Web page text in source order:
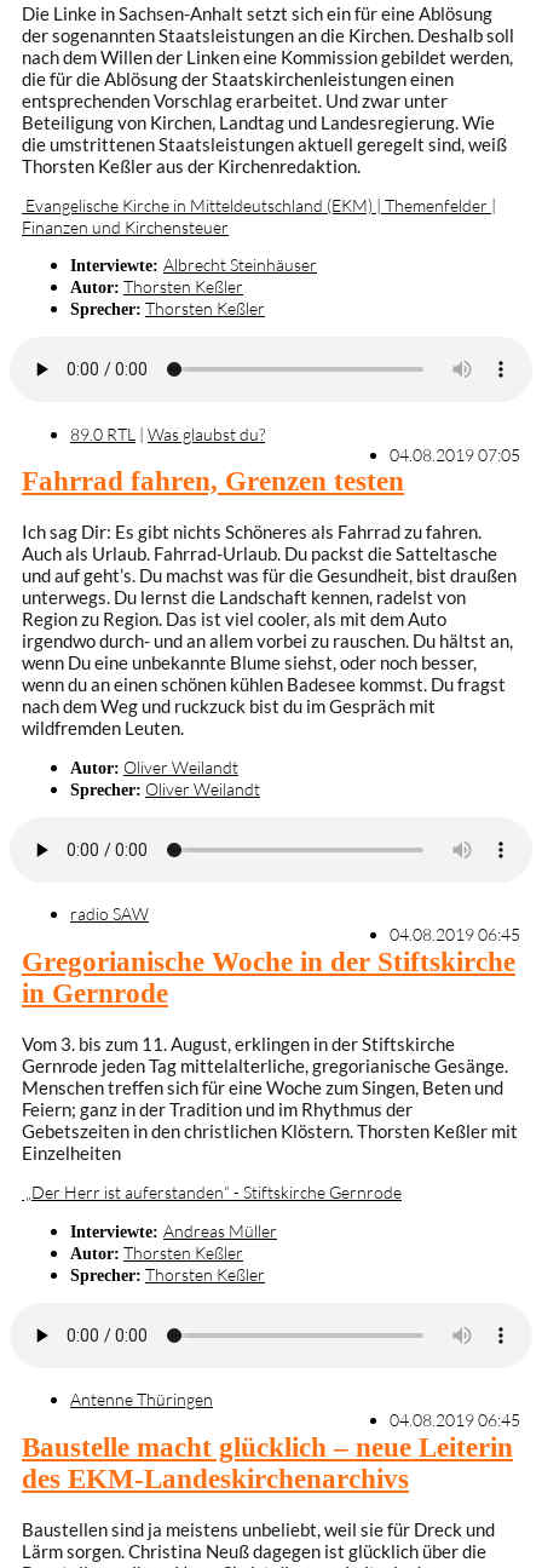
Die Linke in Sachsen-Anhalt setzt sich ein für eine Ablösung
der sogenannten Staatsleistungen an die Kirchen. Deshalb soll
nach dem Willen der Linken eine Kommission gebildet werden,
die für die Ablösung der Staatskirchenleistungen einen
entsprechenden Vorschlag erarbeitet. Und zwar unter
Beteiligung von Kirchen, Landtag und Landesregierung. Wie
die umstrittenen Staatsleistungen aktuell geregelt sind, weiß
Thorsten Keßler aus der Kirchenredaktion.
Evangelische Kirche in Mitteldeutschland (EKM) | Themenfelder |
Finanzen und Kirchensteuer
Interviewte: Albrecht Steinhäuser
Autor: Thorsten Keßler
Sprecher: Thorsten Keßler
89.0 RTL | Was glaubst du?
04.08.2019 07:05
Fahrrad fahren, Grenzen testen
Ich sag Dir: Es gibt nichts Schöneres als Fahrrad zu fahren.
Auch als Urlaub. Fahrrad-Urlaub. Du packst die Satteltasche
und auf geht’s. Du machst was für die Gesundheit, bist draußen
unterwegs. Du lernst die Landschaft kennen, radelst von
Region zu Region. Das ist viel cooler, als mit dem Auto
irgendwo durch- und an allem vorbei zu rauschen. Du hältst an,
wenn Du eine unbekannte Blume siehst, oder noch besser,
wenn du an einen schönen kühlen Badesee kommst. Du fragst
nach dem Weg und ruckzuck bist du im Gespräch mit
wildfremden Leuten.
Autor: Oliver Weilandt
Sprecher: Oliver Weilandt
radio SAW
04.08.2019 06:45
Gregorianische Woche in der Stiftskirche
in Gernrode
Vom 3. bis zum 11. August, erklingen in der Stiftskirche
Gernrode jeden Tag mittelalterliche, gregorianische Gesänge.
Menschen treffen sich für eine Woche zum Singen, Beten und
Feiern; ganz in der Tradition und im Rhythmus der
Gebetszeiten in den christlichen Klöstern. Thorsten Keßler mit
Einzelheiten
„Der Herr ist auferstanden“ - Stiftskirche Gernrode
Interviewte: Andreas Müller
Autor: Thorsten Keßler
Sprecher: Thorsten Keßler
Antenne Thüringen
04.08.2019 06:45
Baustelle macht glücklich – neue Leiterin
des EKM-Landeskirchenarchivs
Baustellen sind ja meistens unbeliebt, weil sie für Dreck und
Lärm sorgen. Christina Neuß dagegen ist glücklich über die